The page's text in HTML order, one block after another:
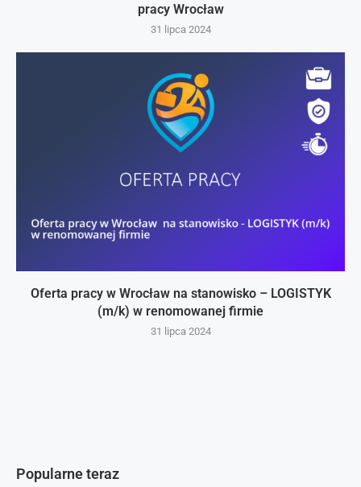
pracy Wrocław
31 lipca 2024
Oferta pracy w Wrocław na stanowisko – LOGISTYK
(m/k) w renomowanej firmie
31 lipca 2024
Popularne teraz